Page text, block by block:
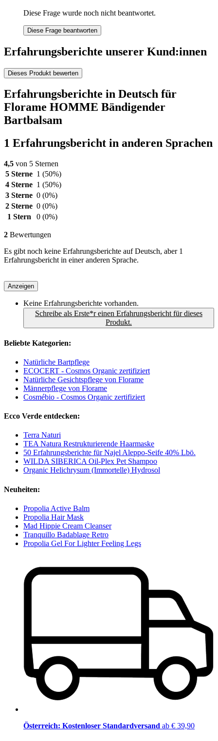
Diese Frage wurde noch nicht beantwortet.
Diese Frage beantworten
Erfahrungsberichte unserer Kund:innen
Dieses Produkt bewerten
Erfahrungsberichte in Deutsch für
Florame HOMME Bändigender
Bartbalsam
1 Erfahrungsbericht in anderen Sprachen
4,5 von 5 Sternen
5 Sterne 1 (50%)
4 Sterne 1 (50%)
3 Sterne 0 (0%)
2 Sterne 0 (0%)
1 Stern
0 (0%)
2 Bewertungen
Es gibt noch keine Erfahrungsberichte auf Deutsch, aber 1
Erfahrungsbericht in einer anderen Sprache.
Anzeigen
Keine Erfahrungsberichte vorhanden.
Schreibe als Erste*r einen Erfahrungsbericht für dieses
Produkt.
Beliebte Kategorien:
Natürliche Bartpflege
ECOCERT - Cosmos Organic zertifiziert
Natürliche Gesichtspflege von Florame
Männerpflege von Florame
Cosmébio - Cosmos Organic zertifiziert
Ecco Verde entdecken:
Terra Naturi
TEA Natura Restrukturierende Haarmaske
50 Erfahrungsberichte für Najel Aleppo-Seife 40% Lbö.
WILDA SIBERICA Oil-Plex Pet Shampoo
Organic Helichrysum (Immortelle) Hydrosol
Neuheiten:
Propolia Active Balm
Propolia Hair Mask
Mad Hippie Cream Cleanser
Tranquillo Badablage Retro
Propolia Gel For Lighter Feeling Legs
Österreich: Kostenloser Standardversand ab € 39,90